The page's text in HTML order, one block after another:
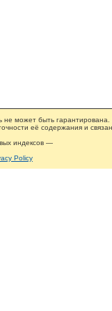
может быть гарантирована.
её содержания и
индексов —
Policy